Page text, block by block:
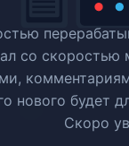
со
нового будет
Скоро